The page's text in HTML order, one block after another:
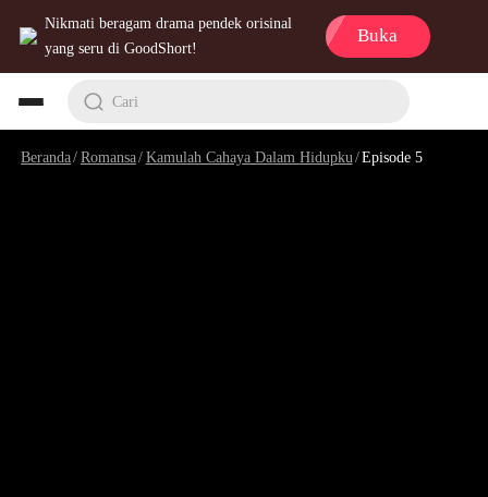
Nikmati beragam drama pendek orisinal
yang seru di GoodShort!
Buka
Cari
Beranda/Romansa/Kamulah Cahaya Dalam Hidupku/Episode 5